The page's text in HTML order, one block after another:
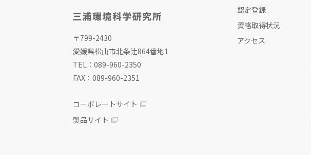
〒799-2430
愛媛県松山市北条辻864番地1
TEL：089-960-2350
FAX：089-960-2351
コーポレートサイト
製品サイト
認定登録
資格取得状況
アクセス